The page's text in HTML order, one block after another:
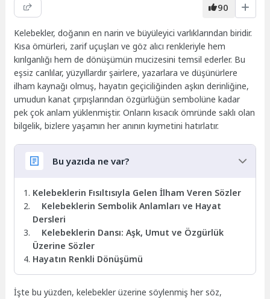
90
Kelebekler, doğanın en narin ve büyüleyici varlıklarından biridir.
Kısa ömürleri, zarif uçuşları ve göz alıcı renkleriyle hem
kırılganlığı hem de dönüşümün mucizesini temsil ederler. Bu
eşsiz canlılar, yüzyıllardır şairlere, yazarlara ve düşünürlere
ilham kaynağı olmuş, hayatın geçiciliğinden aşkın derinliğine,
umudun kanat çırpışlarından özgürlüğün sembolüne kadar
pek çok anlam yüklenmiştir. Onların kısacık ömründe saklı olan
bilgelik, bizlere yaşamın her anının kıymetini hatırlatır.
Bu yazıda ne var?
Kelebeklerin Fısıltısıyla Gelen İlham Veren Sözler
Kelebeklerin Sembolik Anlamları ve Hayat
Dersleri
Kelebeklerin Dansı: Aşk, Umut ve Özgürlük
Üzerine Sözler
Hayatın Renkli Dönüşümü
İşte bu yüzden, kelebekler üzerine söylenmiş her söz,